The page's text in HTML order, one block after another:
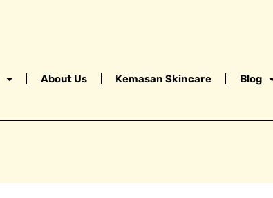
About Us Kemasan Skincare Blog